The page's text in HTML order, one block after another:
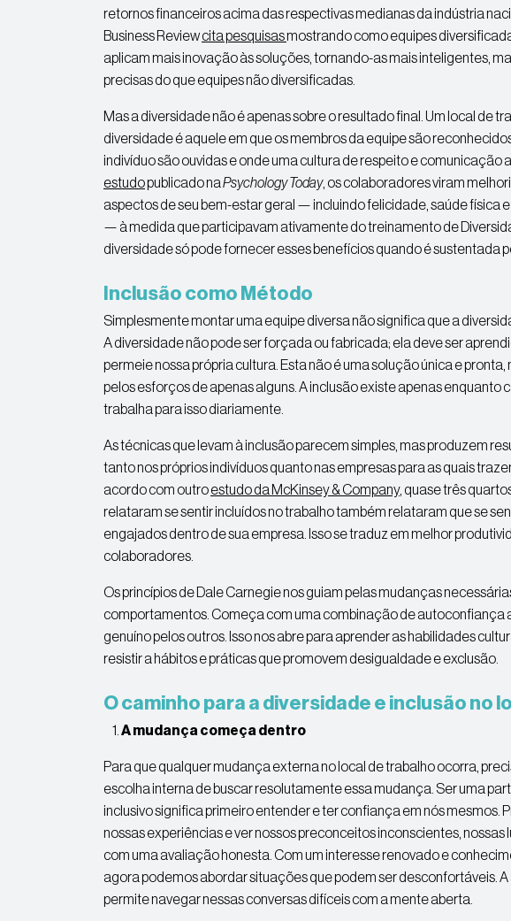
retornos financeiros acima das respectivas medianas da indústria
Business Reviewcita pesquisasmostrando como equipes
aplicam mais inovação às soluções, tornando-as mais inteligentes,
precisas do que equipes não diversificadas.
Mas a diversidade não é apenas sobre o resultado final. Um local de
diversidade é aquele em que os membros da equipe são
indivíduo são ouvidas e onde uma cultura de respeito e comunicação
estudopublicado naPsychology Today, os colaboradores viram
aspectos de seu bem-estar geral — incluindo felicidade, saúde física
— à medida que participavam ativamente do treinamento de
diversidade só pode fornecer esses benefícios quando é sustentada
Inclusão como Método
Simplesmente montar uma equipe diversa não significa que a
A diversidade não pode ser forçada ou fabricada; ela deve ser
permeie nossa própria cultura. Esta não é uma solução única e
pelos esforços de apenas alguns. A inclusão existe apenas enquanto
trabalha para isso diariamente.
As técnicas que levam à inclusão parecem simples, mas produzem
tanto nos próprios indivíduos quanto nas empresas para as quais
acordo com outroestudo da McKinsey & Company, quase três
relataram se sentir incluídos no trabalho também relataram que se
engajados dentro de sua empresa. Isso se traduz em melhor
colaboradores.
Os princípios de Dale Carnegie nos guiam pelas mudanças
comportamentos. Começa com uma combinação de autoconfiança
genuíno pelos outros. Isso nos abre para aprender as habilidades
resistir a hábitos e práticas que promovem desigualdade e exclusão.
O caminho para a diversidade e inclusão no
A mudança começa dentro
Para que qualquer mudança externa no local de trabalho ocorra,
escolha interna de buscar resolutamente essa mudança. Ser uma
inclusivo significa primeiro entender e ter confiança em nós mesmos.
nossas experiências e ver nossos preconceitos inconscientes, nossas
com uma avaliação honesta. Com um interesse renovado e
agora podemos abordar situações que podem ser desconfortáveis.
permite navegar nessas conversas difíceis com a mente aberta.